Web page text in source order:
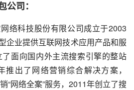
公司：
络科技股份有限公司成立于2003
企业提供互联网技术应用产品和服
面向国内外主流搜索引擎的整站
推出了网络营销综合解决方案，
“网络全案”服务，2011年创立了搜